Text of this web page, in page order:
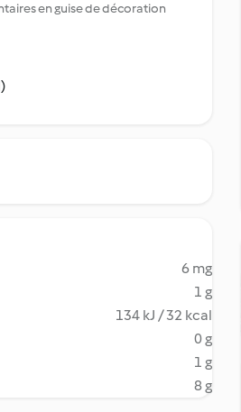
en guise de décoration
6 mg
1 g
134 kJ / 32 kcal
0 g
1 g
8 g